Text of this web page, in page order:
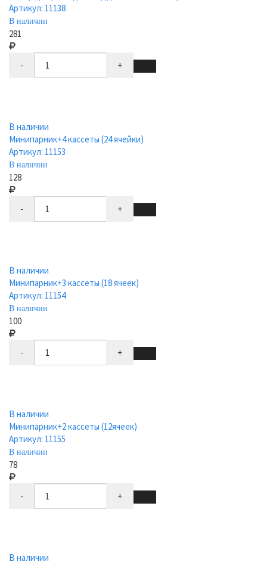
Артикул: 11138
В наличии
281
- +
В наличии
Минипарник+4 кассеты (24 ячейки)
Артикул: 11153
В наличии
128
- +
В наличии
Минипарник+3 кассеты (18 ячеек)
Артикул: 11154
В наличии
100
- +
В наличии
Минипарник+2 кассеты (12ячеек)
Артикул: 11155
В наличии
78
- +
В наличии